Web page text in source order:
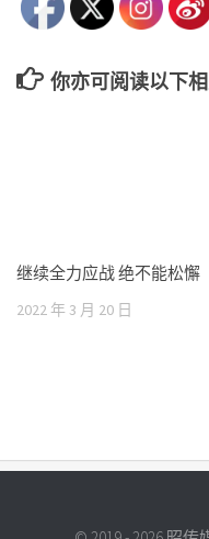
你亦可阅读以下
继续全力应战 绝不能松懈
2022 年 3 月 20 日